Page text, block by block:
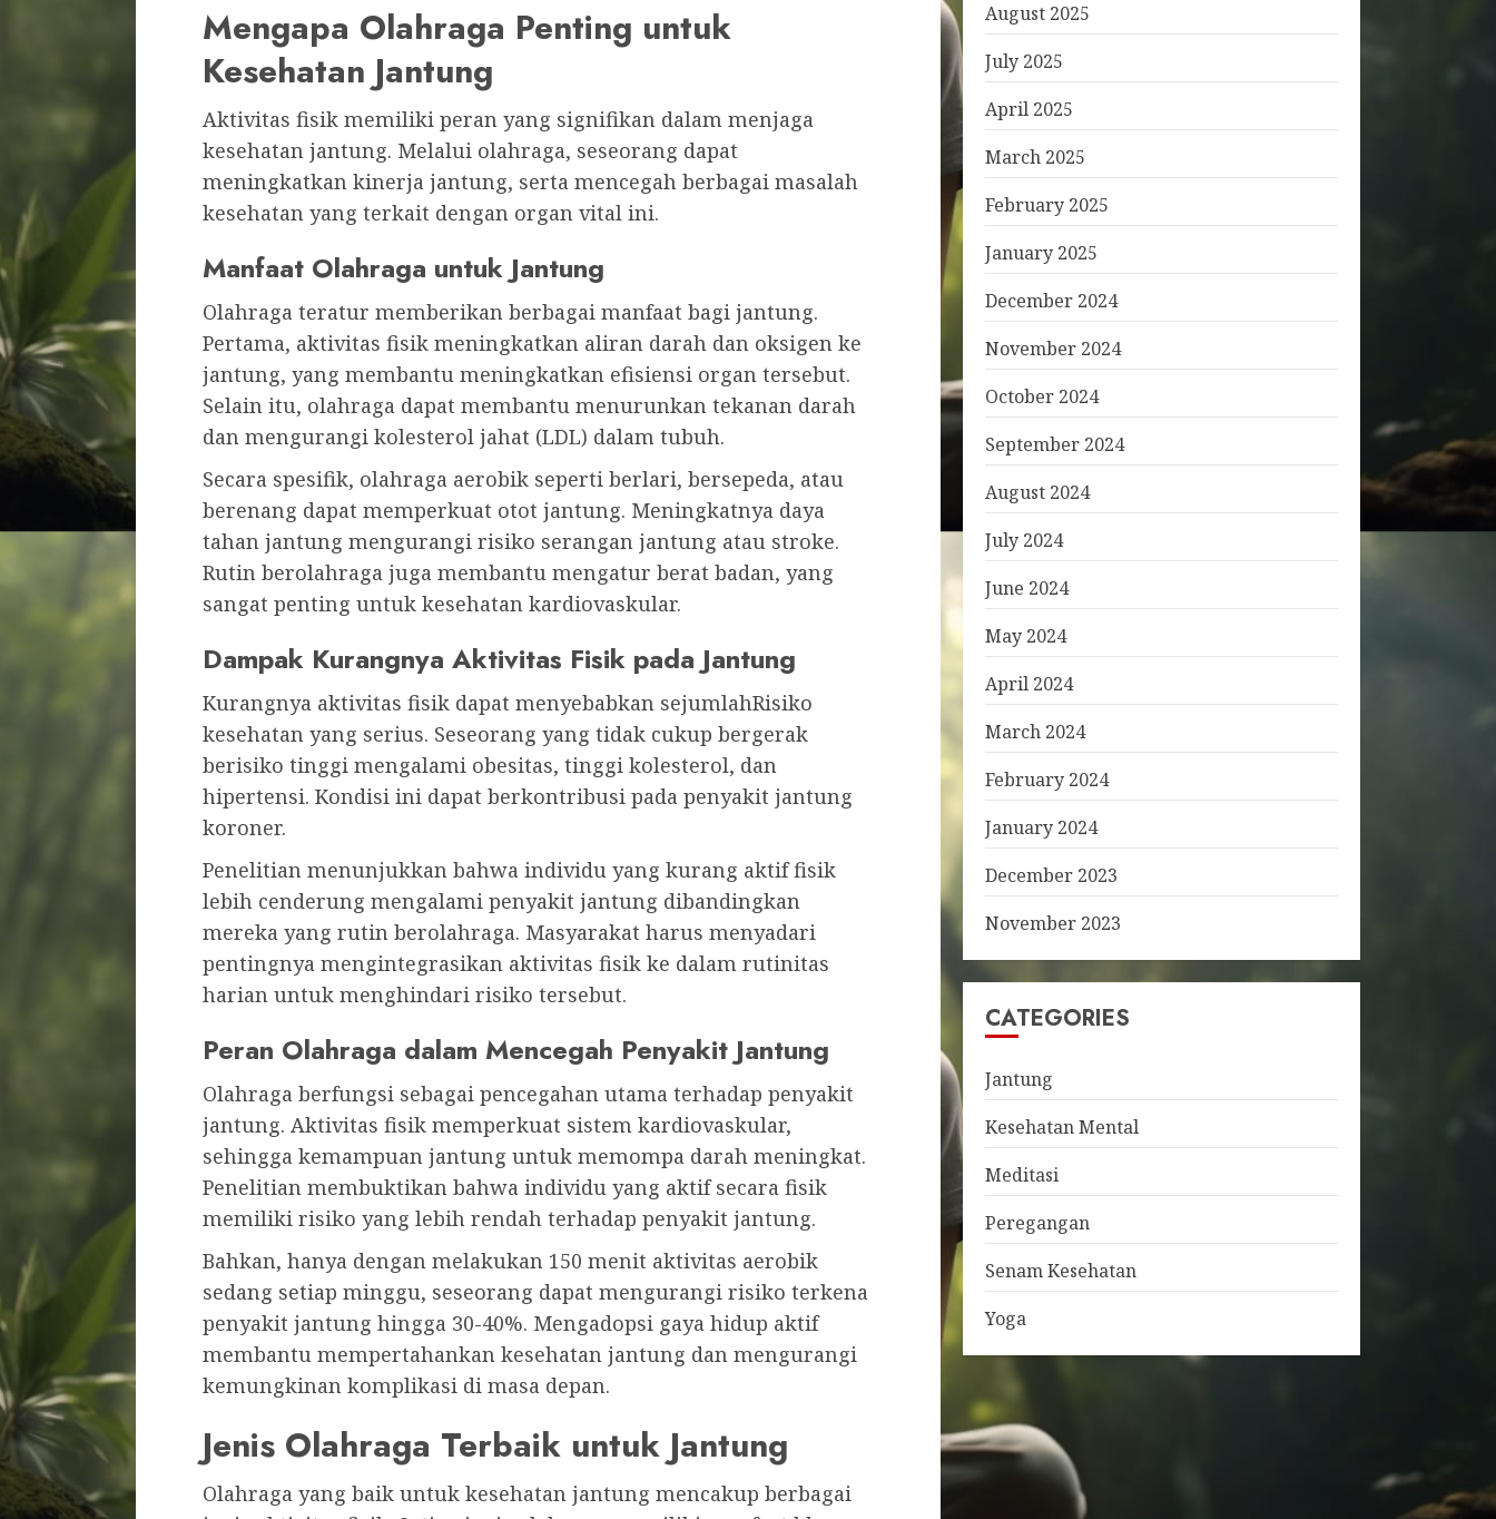
Mengapa Olahraga Penting untuk
Kesehatan Jantung
Aktivitas fisik memiliki peran yang signifikan dalam menjaga
kesehatan jantung. Melalui olahraga, seseorang dapat
meningkatkan kinerja jantung, serta mencegah berbagai masalah
kesehatan yang terkait dengan organ vital ini.
Manfaat Olahraga untuk Jantung
Olahraga teratur memberikan berbagai manfaat bagi jantung.
Pertama, aktivitas fisik meningkatkan aliran darah dan oksigen ke
jantung, yang membantu meningkatkan efisiensi organ tersebut.
Selain itu, olahraga dapat membantu menurunkan tekanan darah
dan mengurangi kolesterol jahat (LDL) dalam tubuh.
Secara spesifik, olahraga aerobik seperti berlari, bersepeda, atau
berenang dapat memperkuat otot jantung. Meningkatnya daya
tahan jantung mengurangi risiko serangan jantung atau stroke.
Rutin berolahraga juga membantu mengatur berat badan, yang
sangat penting untuk kesehatan kardiovaskular.
Dampak Kurangnya Aktivitas Fisik pada Jantung
Kurangnya aktivitas fisik dapat menyebabkan sejumlahRisiko
kesehatan yang serius. Seseorang yang tidak cukup bergerak
berisiko tinggi mengalami obesitas, tinggi kolesterol, dan
hipertensi. Kondisi ini dapat berkontribusi pada penyakit jantung
koroner.
Penelitian menunjukkan bahwa individu yang kurang aktif fisik
lebih cenderung mengalami penyakit jantung dibandingkan
mereka yang rutin berolahraga. Masyarakat harus menyadari
pentingnya mengintegrasikan aktivitas fisik ke dalam rutinitas
harian untuk menghindari risiko tersebut.
Peran Olahraga dalam Mencegah Penyakit Jantung
Olahraga berfungsi sebagai pencegahan utama terhadap penyakit
jantung. Aktivitas fisik memperkuat sistem kardiovaskular,
sehingga kemampuan jantung untuk memompa darah meningkat.
Penelitian membuktikan bahwa individu yang aktif secara fisik
memiliki risiko yang lebih rendah terhadap penyakit jantung.
Bahkan, hanya dengan melakukan 150 menit aktivitas aerobik
sedang setiap minggu, seseorang dapat mengurangi risiko terkena
penyakit jantung hingga 30-40%. Mengadopsi gaya hidup aktif
membantu mempertahankan kesehatan jantung dan mengurangi
kemungkinan komplikasi di masa depan.
Jenis Olahraga Terbaik untuk Jantung
Olahraga yang baik untuk kesehatan jantung mencakup berbagai
August 2025
July 2025
April 2025
March 2025
February 2025
January 2025
December 2024
November 2024
October 2024
September 2024
August 2024
July 2024
June 2024
May 2024
April 2024
March 2024
February 2024
January 2024
December 2023
November 2023
CATEGORIES
Jantung
Kesehatan Mental
Meditasi
Peregangan
Senam Kesehatan
Yoga